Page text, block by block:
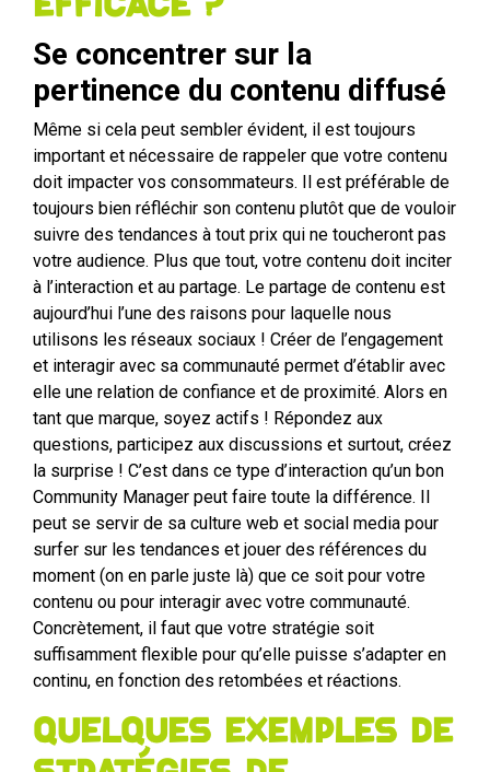
Se concentrer sur la
pertinence du contenu diffusé
Même si cela peut sembler évident, il est toujours
important et nécessaire de rappeler que votre contenu
doit impacter vos consommateurs. Il est préférable de
toujours bien réfléchir son contenu plutôt que de vouloir
suivre des tendances à tout prix qui ne toucheront pas
votre audience. Plus que tout, votre contenu doit inciter
à l’interaction et au partage. Le partage de contenu est
aujourd’hui l’une des raisons pour laquelle nous
utilisons les réseaux sociaux ! Créer de l’engagement
et interagir avec sa communauté permet d’établir avec
elle une relation de confiance et de proximité. Alors en
tant que marque, soyez actifs ! Répondez aux
questions, participez aux discussions et surtout, créez
la surprise ! C’est dans ce type d’interaction qu’un bon
Community Manager peut faire toute la différence. Il
peut se servir de sa culture web et social media pour
surfer sur les tendances et jouer des références du
moment (on en parle juste là) que ce soit pour votre
contenu ou pour interagir avec votre communauté.
Concrètement, il faut que votre stratégie soit
suffisamment flexible pour qu’elle puisse s’adapter en
continu, en fonction des retombées et réactions.
Quelques exemples de